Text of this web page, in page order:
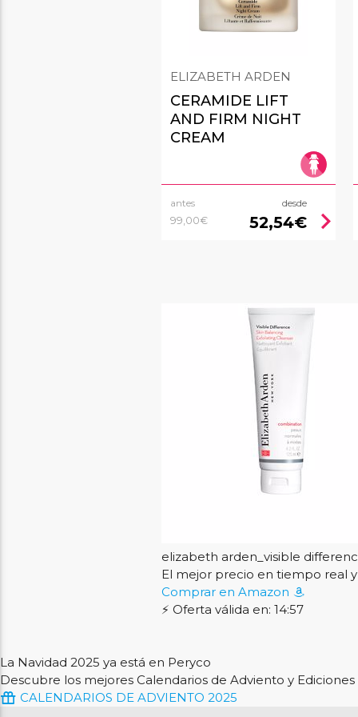
ELIZABETH ARDEN
CERAMIDE LIFT
AND FIRM NIGHT
CREAM
antes
99,00€
desde
52,54€ chevron_right
elizabeth arden_visible
El mejor precio en tiempo real
Comprar en Amazon
⚡ Oferta válida en: 14:56
La Navidad 2025 ya está en Peryco
Descubre los mejores Calendarios de Adviento y Ediciones
CALENDARIOS DE ADVIENTO 2025